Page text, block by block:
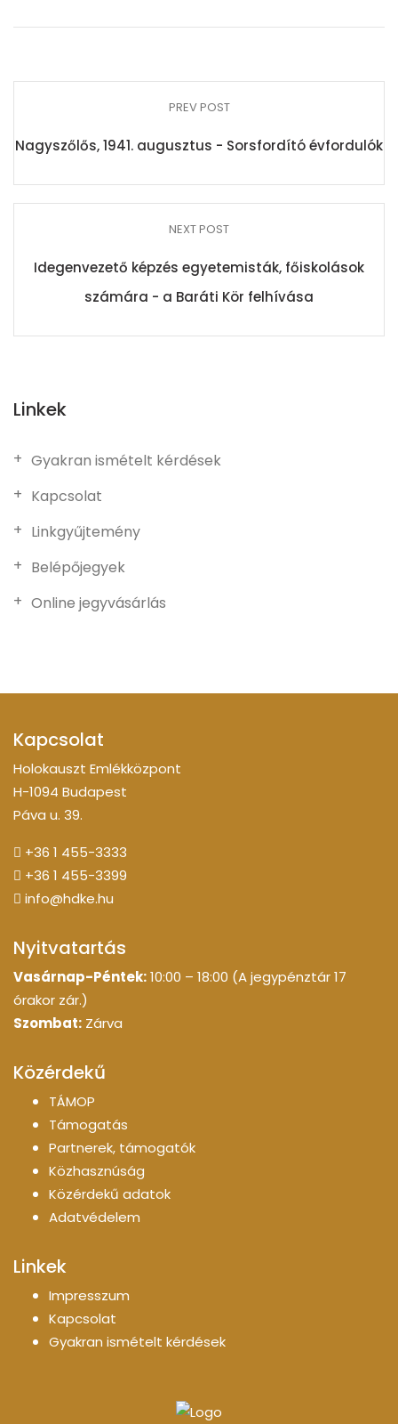
PREV POST
Nagyszőlős, 1941. augusztus - Sorsfordító évfordulók
NEXT POST
Idegenvezető képzés egyetemisták, főiskolások
számára - a Baráti Kör felhívása
Linkek
Gyakran ismételt kérdések
Kapcsolat
Linkgyűjtemény
Belépőjegyek
Online jegyvásárlás
Kapcsolat
Holokauszt Emlékközpont
H-1094 Budapest
Páva u. 39.
+36 1 455-3333
+36 1 455-3399
info@hdke.hu
Nyitvatartás
Vasárnap-Péntek:10:00 – 18:00 (A jegypénztár 17
órakor zár.)
Szombat: Zárva
Közérdekű
TÁMOP
Támogatás
Partnerek, támogatók
Közhasznúság
Közérdekű adatok
Adatvédelem
Linkek
Impresszum
Kapcsolat
Gyakran ismételt kérdések